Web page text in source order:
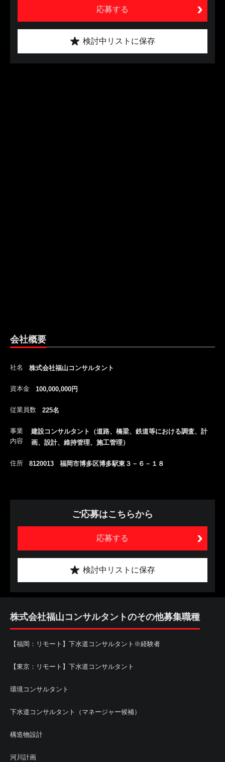
応募する
検討中リストに保存
会社概要
社名 株式会社福山コンサルタント
資本金 100,000,000円
従業員数 225名
事業
内容
建設コンサルタント（道路、橋梁、鉄道等における調査、計
画、設計、維持管理、施工管理）
住所 8120013 福岡市博多区博多駅東３－６－１８
ご応募はこちらから
応募する
検討中リストに保存
株式会社福山コンサルタントのその他募集職種
【福岡：リモート】下水道コンサルタント※経験者
【東京：リモート】下水道コンサルタント
環境コンサルタント
下水道コンサルタント（マネージャー候補）
構造物設計
河川計画